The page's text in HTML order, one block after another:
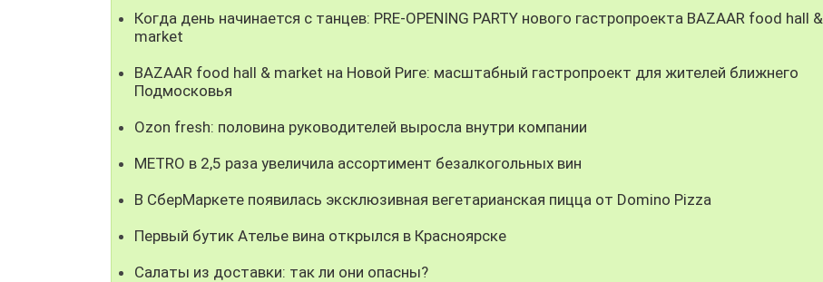
Когда день начинается с танцев: PRE-OPENING PARTY нового гастропроекта BAZAAR food hall &
market
BAZAAR food hall & market на Новой Риге: масштабный гастропроект для жителей ближнего
Подмосковья
Ozon fresh: половина руководителей выросла внутри компании
METRO в 2,5 раза увеличила ассортимент безалкогольных вин
В СберМаркете появилась эксклюзивная вегетарианская пицца от Domino Pizza
Первый бутик Ателье вина открылся в Красноярске
Салаты из доставки: так ли они опасны?